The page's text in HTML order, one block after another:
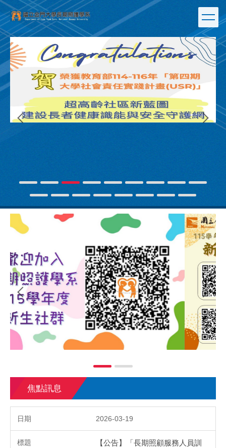
跳
到
主
要
內
容
區
焦點訊息
2026-03-19
【公告】「長期照顧服務人員訓